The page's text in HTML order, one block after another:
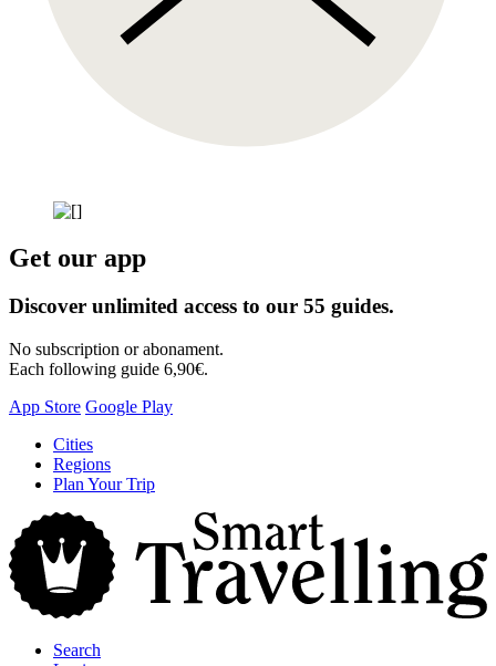
Get our app
Discover unlimited access to our 55 guides.
No subscription or abonament.
Each following guide 6,90€.
App Store Google Play
Skip
content
Cities
Regions
Plan Your Trip
Search